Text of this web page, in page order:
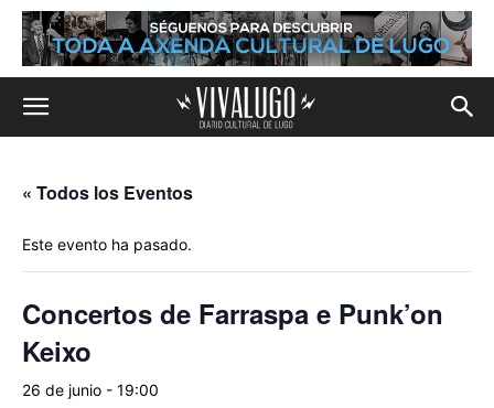
« Todos los Eventos
Este evento ha pasado.
Concertos de Farraspa e Punk’on
Keixo
26 de junio - 19:00